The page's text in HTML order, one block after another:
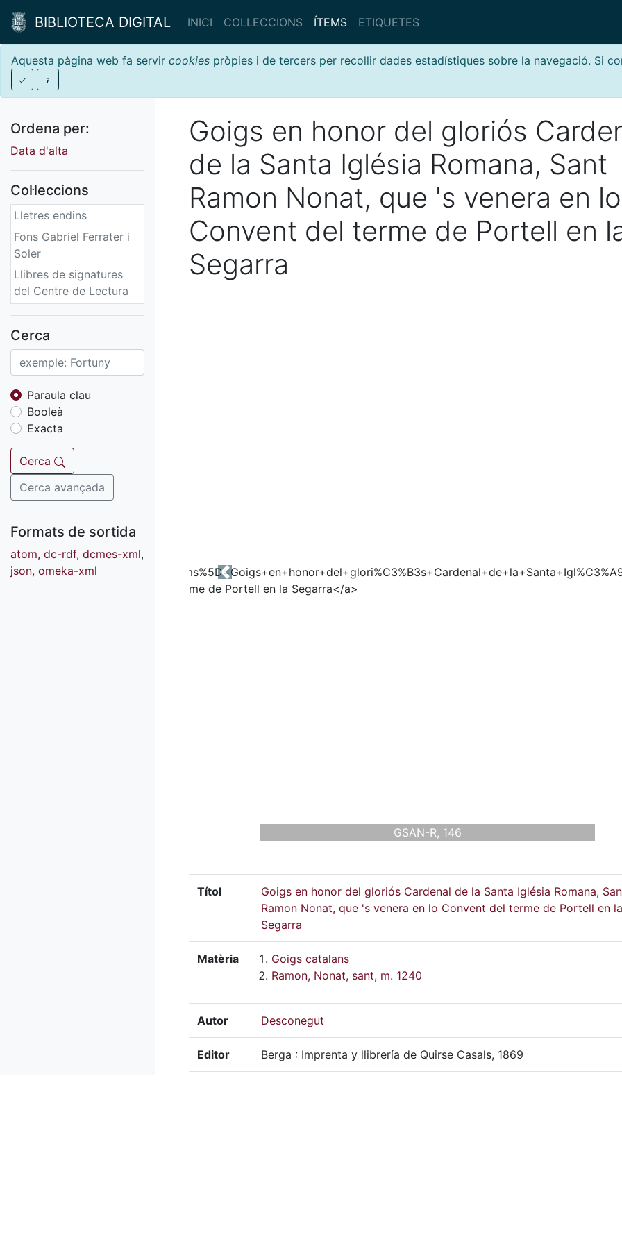
BIBLIOTECA DIGITAL INICI COL·LECCIONS ÍTEMS ETIQUETES
Aquesta pàgina web fa servir cookies pròpies i de tercers per recollir dades estadístiques sobre la navegació. Si
Ordena per:
Data d'alta
Col·leccions
Lletres endins
Fons Gabriel Ferrater i
Soler
Llibres de signatures
del Centre de Lectura
Fons sonor de Ràdio
Reus
Cartells
Fons audiovisual
Fons local
Fons sonor
Goigs
Fons fotogràfic
Fons d'art
Cerca
Paraula clau
Booleà
Exacta
Cerca
Cerca avançada
Formats de sortida
atom, dc-rdf, dcmes-xml,
json, omeka-xml
Goigs en honor del gloriós
de la Santa Iglésia Romana, Sant
Ramon Nonat, que 's venera en lo
Convent del terme de Portell en
Segarra
GSAN-R, 146
Previous
Títol
Goigs en honor del gloriós Cardenal de la Santa Iglésia Romana,
Ramon Nonat, que 's venera en lo Convent del terme de Portell en la
Segarra
Matèria
Goigs catalans
Ramon, Nonat, sant, m. 1240
Autor Desconegut
Editor Berga : Imprenta y llibrería de Quirse Casals, 1869